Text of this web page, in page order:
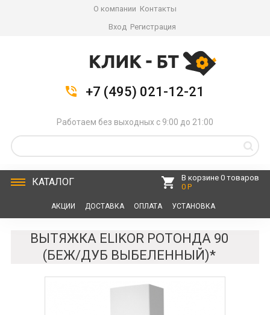
О компании Контакты
Вход Регистрация
+7 (495) 021-12-21
Работаем без выходных с 9:00 до 21:00
КАТАЛОГ
В корзине 0 товаров
0 Р
АКЦИИ ДОСТАВКА ОПЛАТА УСТАНОВКА
ВЫТЯЖКА ELIKOR РОТОНДА 90
(БЕЖ/ДУБ ВЫБЕЛЕННЫЙ)*